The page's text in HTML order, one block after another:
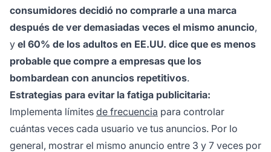
consumidores decidió no comprarle a una marca
después de ver demasiadas veces el mismo anuncio,
y el 60% de los adultos en EE.UU. dice que es menos
probable que compre a empresas que los
bombardean con anuncios repetitivos.
Estrategias para evitar la fatiga publicitaria:
Implementa límites de frecuencia para controlar
cuántas veces cada usuario ve tus anuncios. Por lo
general, mostrar el mismo anuncio entre 3 y 7 veces por